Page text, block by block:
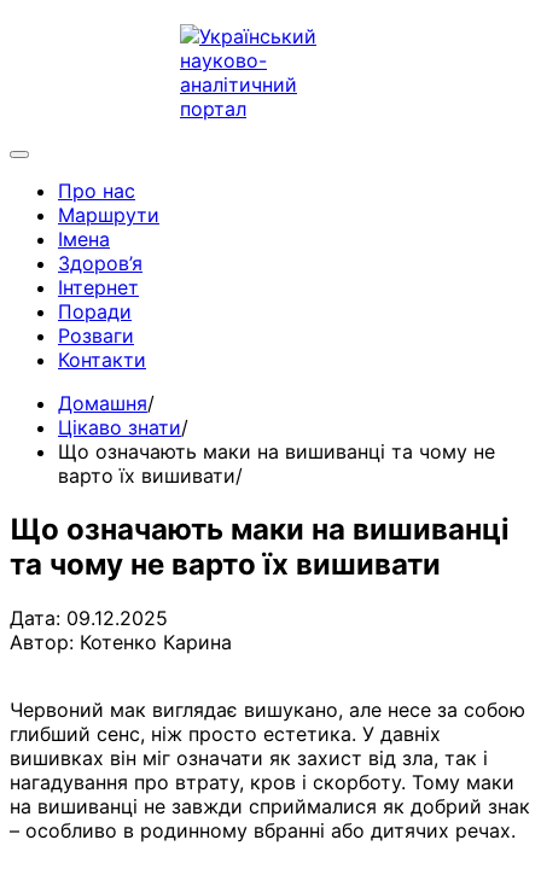
Про нас
Маршрути
Імена
Здоров’я
Інтернет
Поради
Розваги
Контакти
Домашня
Цікаво знати
Що означають маки на вишиванці та чому не
варто їх вишивати
Що означають маки на вишиванці
та чому не варто їх вишивати
Дата: 09.12.2025
Автор: Котенко Карина
Червоний мак виглядає вишукано, але несе за собою
глибший сенс, ніж просто естетика. У давніх
вишивках він міг означати як захист від зла, так і
нагадування про втрату, кров і скорботу. Тому маки
на вишиванці не завжди сприймалися як добрий знак
– особливо в родинному вбранні або дитячих речах.